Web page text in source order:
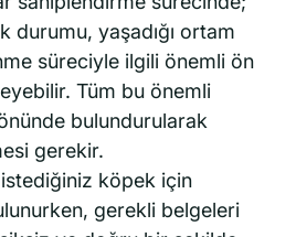
durumu, yaşadığı ortam
süreciyle ilgili önemli ön
Tüm bu önemli
bulundurularak
gerekir.
köpek için
gerekli belgeleri